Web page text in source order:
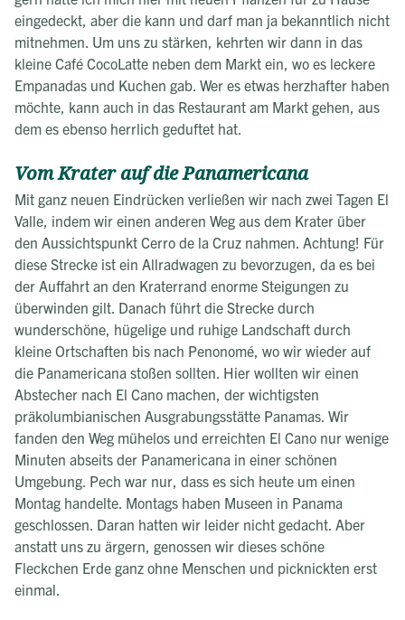
eingedeckt, aber die kann und darf man ja bekanntlich nicht
mitnehmen. Um uns zu stärken, kehrten wir dann in das
kleine Café CocoLatte neben dem Markt ein, wo es leckere
Empanadas und Kuchen gab. Wer es etwas herzhafter haben
möchte, kann auch in das Restaurant am Markt gehen, aus
dem es ebenso herrlich geduftet hat.
Vom Krater auf die Panamericana
Mit ganz neuen Eindrücken verließen wir nach zwei Tagen El
Valle, indem wir einen anderen Weg aus dem Krater über
den Aussichtspunkt Cerro de la Cruz nahmen. Achtung! Für
diese Strecke ist ein Allradwagen zu bevorzugen, da es bei
der Auffahrt an den Kraterrand enorme Steigungen zu
überwinden gilt. Danach führt die Strecke durch
wunderschöne, hügelige und ruhige Landschaft durch
kleine Ortschaften bis nach Penonomé, wo wir wieder auf
die Panamericana stoßen sollten. Hier wollten wir einen
Abstecher nach El Cano machen, der wichtigsten
präkolumbianischen Ausgrabungsstätte Panamas. Wir
fanden den Weg mühelos und erreichten El Cano nur wenige
Minuten abseits der Panamericana in einer schönen
Umgebung. Pech war nur, dass es sich heute um einen
Montag handelte. Montags haben Museen in Panama
geschlossen. Daran hatten wir leider nicht gedacht. Aber
anstatt uns zu ärgern, genossen wir dieses schöne
Fleckchen Erde ganz ohne Menschen und picknickten erst
einmal.